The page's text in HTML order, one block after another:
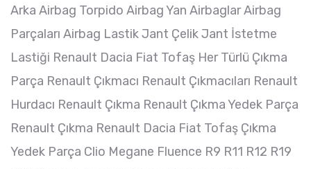
Arka Airbag Torpido Airbag Yan Airbaglar Airbag
Parçaları Airbag Lastik Jant Çelik Jant İstetme
Lastiği Renault Dacia Fiat Tofaş Her Türlü Çıkma
Parça Renault Çıkmacı Renault Çıkmacıları Renault
Hurdacı Renault Çıkma Renault Çıkma Yedek Parça
Renault Çıkma Renault Dacia Fiat Tofaş Çıkma
Yedek Parça Clio Megane Fluence R9 R11 R12 R19